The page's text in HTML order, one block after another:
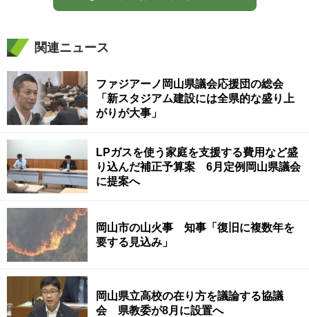
関連ニュース
ファジアーノ岡山県議会応援団の総会
「新スタジアム建設には全県的な盛り上
がりが大事」
LPガスを使う家庭を支援する費用など盛
り込んだ補正予算案 6月定例岡山県議会
に提案へ
岡山市の山火事 知事「復旧に複数年を
要する見込み」
岡山県立高校の在り方を議論する協議
会 県教委が8月に設置へ